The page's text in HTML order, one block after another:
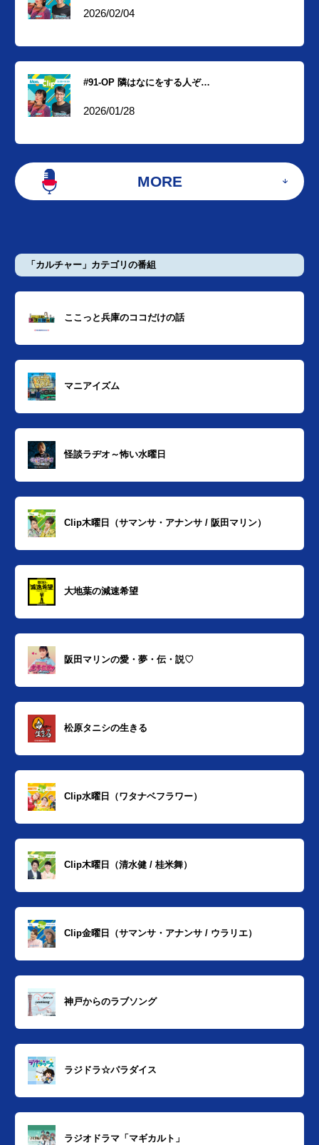
2026/02/04
#91-OP 隣はなにをする人ぞ…
2026/01/28
MORE
「カルチャー」カテゴリの番組
ここっと兵庫のココだけの話
マニアイズム
怪談ラヂオ～怖い水曜日
Clip木曜日（サマンサ・アナンサ / 阪田マリン）
大地葉の減速希望
阪田マリンの愛・夢・伝・説♡
松原タニシの生きる
Clip水曜日（ワタナベフラワー）
Clip木曜日（清水健 / 桂米舞）
Clip金曜日（サマンサ・アナンサ / ウラリエ）
神戸からのラブソング
ラジドラ☆パラダイス
ラジオドラマ「マギカルト」